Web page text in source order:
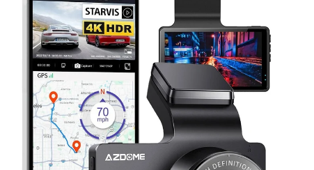
sneller zijn alsnog de SD kaart uit de camera te halen en
MB's. Het kan daarom lang duren voordat je zo'n video op
te zetten. Dit kun je doen door de SD kaart in de computer